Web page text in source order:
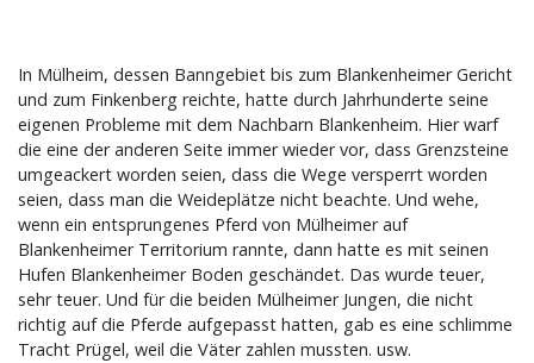
In Mülheim, dessen Banngebiet bis zum Blankenheimer Gericht
und zum Finkenberg reichte, hatte durch Jahrhunderte seine
eigenen Probleme mit dem Nachbarn Blankenheim. Hier warf
die eine der anderen Seite immer wieder vor, dass Grenzsteine
umgeackert worden seien, dass die Wege versperrt worden
seien, dass man die Weideplätze nicht beachte. Und wehe,
wenn ein entsprungenes Pferd von Mülheimer auf
Blankenheimer Territorium rannte, dann hatte es mit seinen
Hufen Blankenheimer Boden geschändet. Das wurde teuer,
sehr teuer. Und für die beiden Mülheimer Jungen, die nicht
richtig auf die Pferde aufgepasst hatten, gab es eine schlimme
Tracht Prügel, weil die Väter zahlen mussten. usw.